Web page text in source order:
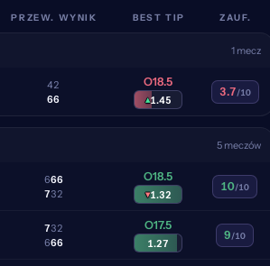
PRZEW. WYNIK BEST TIP ZAUF.
1 mecz
4
6
2
6
O18.5
▴1.45
3.7/10
5 meczów
6
7
6
3
6
2
O18.5
▾1.32
10/10
7
6
3
6
2
6
O17.5
1.27
9/10